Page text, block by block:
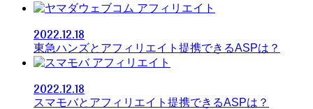
アフィリエイト
2022.12.18
東急ハンズとアフィリエイト提携できるASPは？
アフィリエイト
2022.12.18
スマモバとアフィリエイト提携できるASPは？